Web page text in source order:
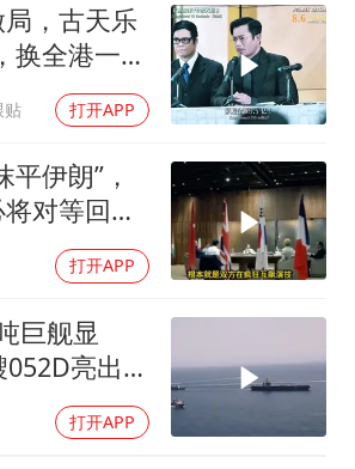
中国五箭齐发反制美国
中国经济展现强大韧性和活力
，古天乐
换全港一声
贴 打开APP
伊朗”，
对等回
打开APP
巨舰显
亮出
手”，西太
打开APP